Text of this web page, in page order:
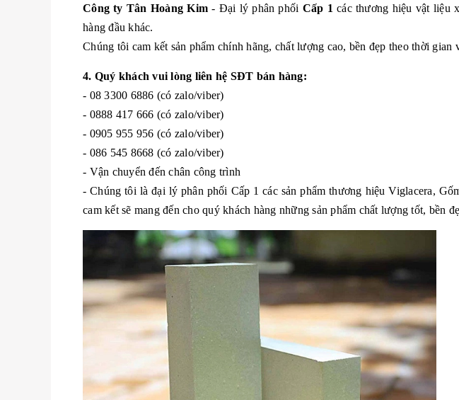
Công ty Tân Hoàng Kim - Đại lý phân phối Cấp 1 các thương hiệu vật liệu
hàng đầu khác.
Chúng tôi cam kết sản phẩm chính hãng, chất lượng cao, bền đẹp theo thời
4. Quý khách vui lòng liên hệ SĐT bán hàng:
- 08 3300 6886 (có zalo/viber)
- 0888 417 666 (có zalo/viber)
- 0905 955 956 (có zalo/viber)
- 086 545 8668 (có zalo/viber)
- Vận chuyển đến chân công trình
- Chúng tôi là đại lý phân phối Cấp 1 các sản phẩm thương hiệu Viglacera,
cam kết sẽ mang đến cho quý khách hàng những sản phẩm chất lượng tốt, bền